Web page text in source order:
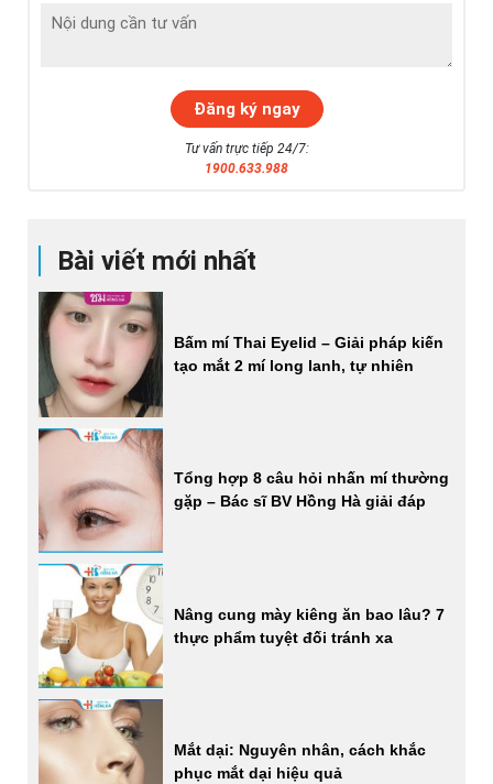
Bài viết mới nhất
Bấm mí Thai Eyelid – Giải pháp kiến
tạo mắt 2 mí long lanh, tự nhiên
Tổng hợp 8 câu hỏi nhấn mí thường
gặp – Bác sĩ BV Hồng Hà giải đáp
Nâng cung mày kiêng ăn bao lâu? 7
thực phẩm tuyệt đối tránh xa
Mắt dại: Nguyên nhân, cách khắc
phục mắt dại hiệu quả
Tư vấn trực tiếp 24/7:
1900.633.988